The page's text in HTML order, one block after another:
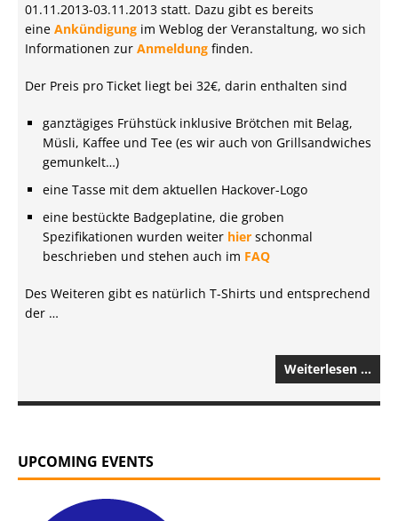
01.11.2013-03.11.2013 statt. Dazu gibt es bereits
eine Ankündigung im Weblog der Veranstaltung, wo sich
Informationen zur Anmeldung finden.
Der Preis pro Ticket liegt bei 32€, darin enthalten sind
ganztägiges Frühstück inklusive Brötchen mit Belag,
Müsli, Kaffee und Tee (es wir auch von Grillsandwiches
gemunkelt…)
eine Tasse mit dem aktuellen Hackover-Logo
eine bestückte Badgeplatine, die groben
Spezifikationen wurden weiter hier schonmal
beschrieben und stehen auch im FAQ
Des Weiteren gibt es natürlich T-Shirts und entsprechend
der …
Weiterlesen …
UPCOMING EVENTS